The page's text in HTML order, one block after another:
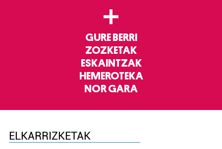
+
GURE BERRI
ZOZKETAK
ESKAINTZAK
HEMEROTEKA
NOR GARA
ELKARRIZKETAK